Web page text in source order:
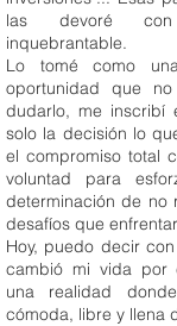
las devoré con
inquebrantable.
Lo tomé como
oportunidad que
dudarlo, me inscribí
solo la decisión lo
el compromiso total
voluntad para
determinación de no
desafíos que
Hoy, puedo decir
cambió mi vida por
una realidad
cómoda, libre y llena